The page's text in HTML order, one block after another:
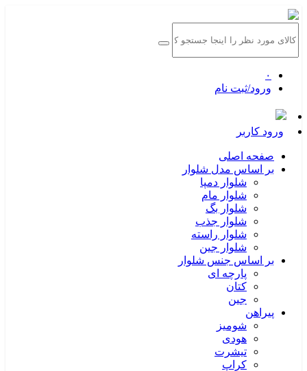
۰
ورود/ثبت نام
ورود کاربر
صفحه اصلی
بر اساس مدل شلوار
شلوار دمپا
شلوار مام
شلوار بگ
شلوار جذب
شلوار راسته
شلوار جین
بر اساس جنس شلوار
پارچه ای
کتان
جین
پیراهن
شومیز
هودی
تیشرت
کراپ